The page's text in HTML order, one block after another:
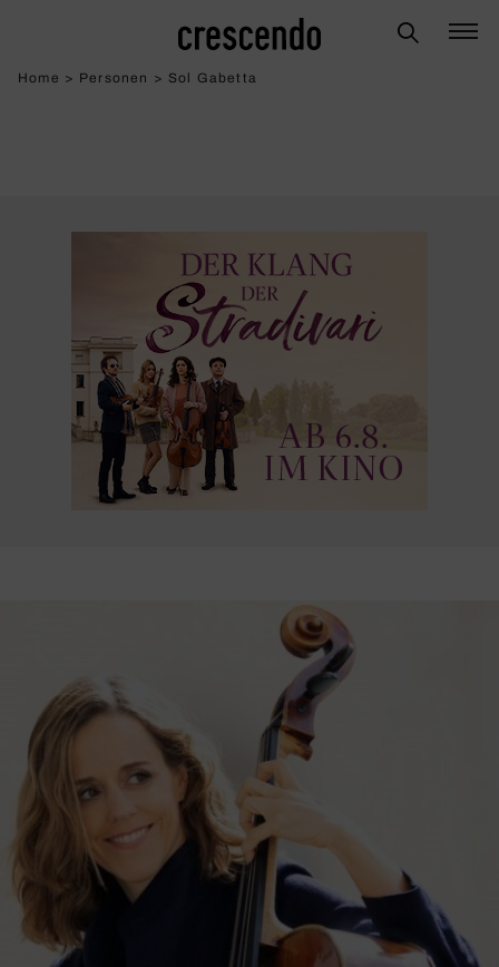
Home > Personen > Sol Gabetta